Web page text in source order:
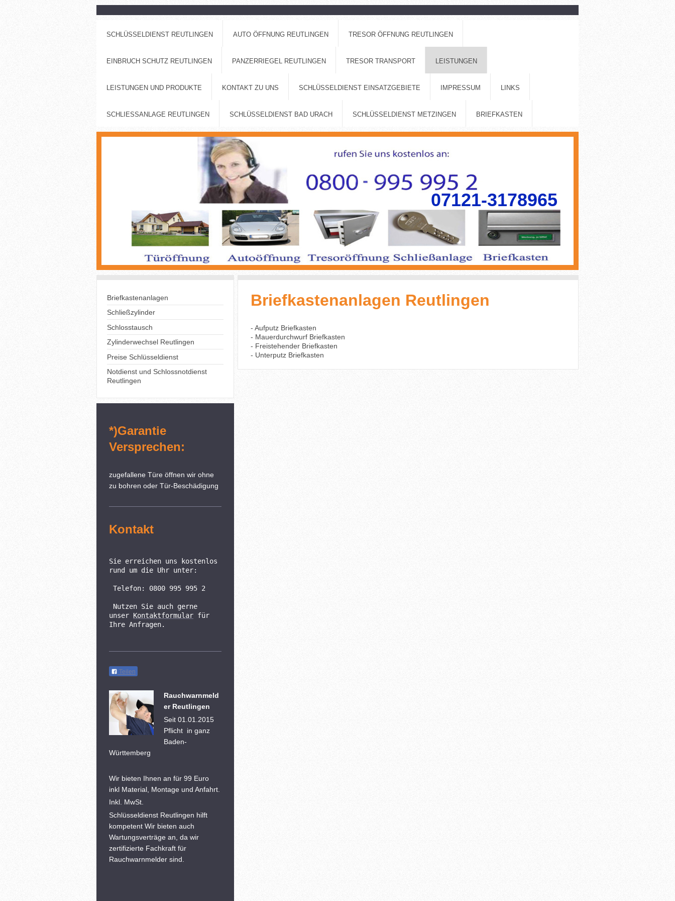
SCHLÜSSELDIENST REUTLINGEN AUTO ÖFFNUNG REUTLINGEN TRESOR ÖFFNUNG REUTLINGEN
EINBRUCH SCHUTZ REUTLINGEN PANZERRIEGEL REUTLINGEN TRESOR TRANSPORT LEISTUNGEN
LEISTUNGEN UND PRODUKTE KONTAKT ZU UNS SCHLÜSSELDIENST EINSATZGEBIETE IMPRESSUM LINKS
SCHLIESSANLAGE REUTLINGEN SCHLÜSSELDIENST BAD URACH SCHLÜSSELDIENST METZINGEN BRIEFKASTEN
07121-3178965
Briefkastenanlagen Reutlingen
- Aufputz Briefkasten
- Mauerdurchwurf Briefkasten
- Freistehender Briefkasten
- Unterputz Briefkasten
Briefkastenanlagen
Schließzylinder
Schlosstausch
Zylinderwechsel Reutlingen
Preise Schlüsseldienst
Notdienst und Schlossnotdienst
Reutlingen
*)Garantie
Versprechen:
zugefallene Türe öffnen wir ohne
zu bohren oder Tür-Beschädigung
Kontakt
Sie erreichen uns kostenlos
rund um die Uhr unter:
Telefon: 0800 995 995 2
unser Kontaktformular für
Ihre Anfragen.
Teilen
Rauchwarnmeld
er Reutlingen
Seit 01.01.2015
Pflicht in ganz
Baden-
Württemberg
Wir bieten Ihnen an für 99 Euro
inkl Material, Montage und Anfahrt.
Inkl. MwSt.
Schlüsseldienst Reutlingen hilft
kompetent Wir bieten auch
Wartungsverträge an, da wir
zertifizierte Fachkraft für
Rauchwarnmelder sind.